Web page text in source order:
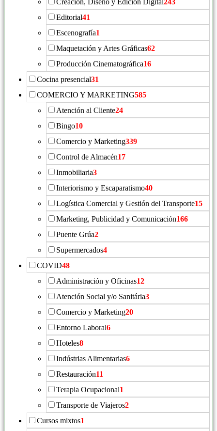
Editorial41
Escenografía1
Maquetación y Artes Gráficas62
Producción Cinematográfica16
Cocina presencial31
COMERCIO Y MARKETING585
Atención al Cliente24
Bingo10
Comercio y Marketing339
Control de Almacén17
Inmobiliaria3
Interiorismo y Escaparatismo40
Logística Comercial y Gestión del Transporte15
Marketing, Publicidad y Comunicación166
Puente Grúa2
Supermercados4
COVID48
Administración y Oficinas12
Atención Social y/o Sanitária3
Comercio y Marketing20
Entorno Laboral6
Hoteles8
Indústrias Alimentarias6
Restauración11
Terapia Ocupacional1
Transporte de Viajeros2
Cursos mixtos1